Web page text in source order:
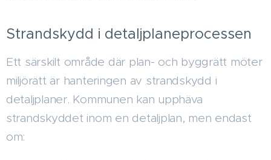
Strandskydd i detaljplaneprocessen
Ett särskilt område där plan- och byggrätt möter
miljörätt är hanteringen av strandskydd i
detaljplaner. Kommunen kan upphäva
strandskyddet inom en detaljplan, men endast
om: